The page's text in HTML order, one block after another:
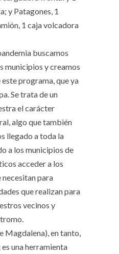
y Patagones, 1
1 caja volcadora
buscamos
municipios y creamos
programa, que ya
Se trata de un
el carácter
algo que también
llegado a toda la
a los municipios de
acceder a los
necesitan para
que realizan para
vecinos y
Magdalena), en tanto,
una herramienta